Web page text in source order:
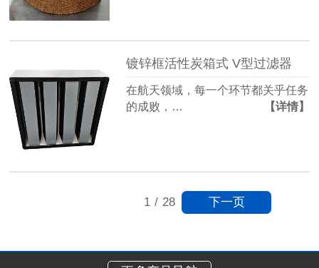
镀锌框活性炭箱式 V型过滤器
在航天领域，每一个环节都关乎任务
的成败，…
【详情】
1 / 28 下一页